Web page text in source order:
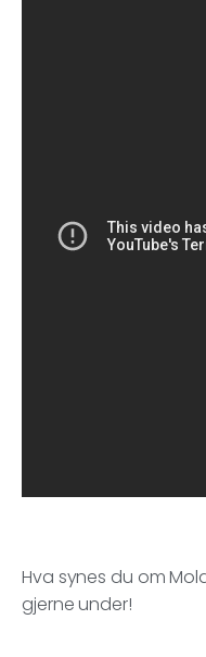
Hva synes du om
gjerne under!